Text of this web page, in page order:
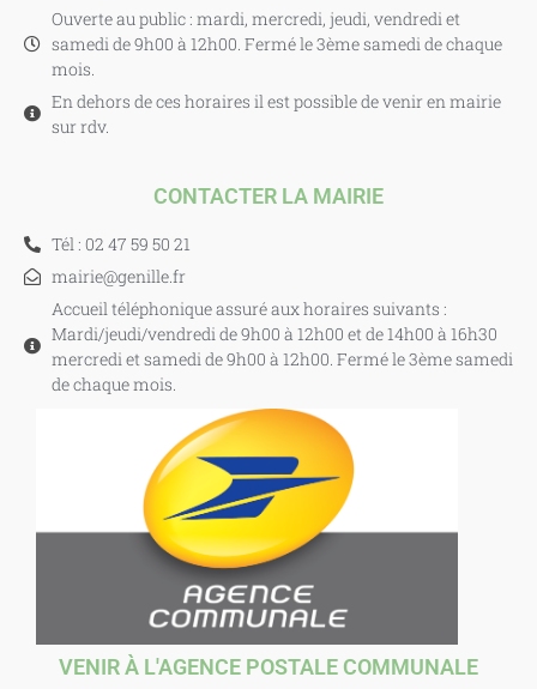
Ouverte au public : mardi, mercredi, jeudi, vendredi et
samedi de 9h00 à 12h00. Fermé le 3ème samedi de chaque
mois.
En dehors de ces horaires il est possible de venir en mairie
sur rdv.
CONTACTER LA MAIRIE
Tél : 02 47 59 50 21
mairie@genille.fr
Accueil téléphonique assuré aux horaires suivants :
Mardi/jeudi/vendredi de 9h00 à 12h00 et de 14h00 à 16h30
mercredi et samedi de 9h00 à 12h00. Fermé le 3ème samedi
de chaque mois.
VENIR À L'AGENCE POSTALE COMMUNALE